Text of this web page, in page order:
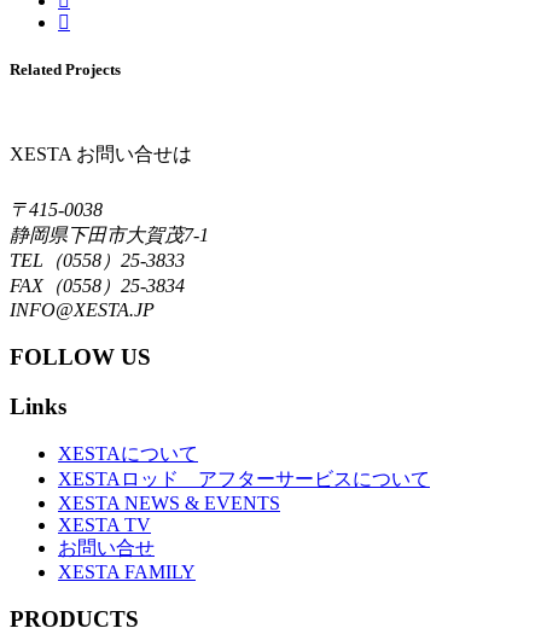
Related Projects
XESTA お問い合せは
〒415-0038
静岡県下田市大賀茂7-1
TEL（0558）25-3833
FAX（0558）25-3834
INFO@XESTA.JP
FOLLOW US
Links
XESTAについて
XESTAロッド アフターサービスについて
XESTA NEWS & EVENTS
XESTA TV
お問い合せ
XESTA FAMILY
PRODUCTS